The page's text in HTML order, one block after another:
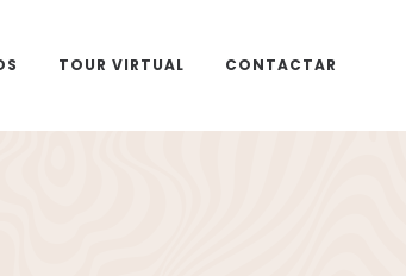
TOUR VIRTUAL CONTACTAR